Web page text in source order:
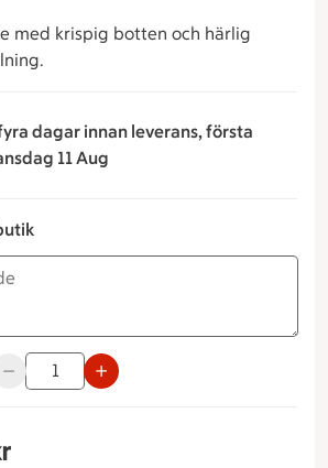
med krispig botten och härlig
dagar innan leverans, första
11 Aug
Använd knapparna för att minska eller
stycken Cheesecake hallon 12-14bit,